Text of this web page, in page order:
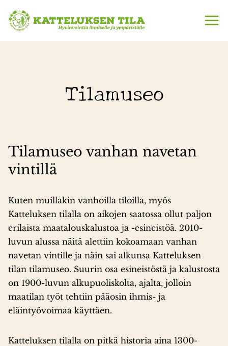
sisältöön
Tilamuseo
Tilamuseo vanhan navetan
vintillä
Kuten muillakin vanhoilla tiloilla, myös
Katteluksen tilalla on aikojen saatossa ollut paljon
erilaista maatalouskalustoa ja -esineistöä. 2010-
luvun alussa näitä alettiin kokoamaan vanhan
navetan vintille ja näin sai alkunsa Katteluksen
tilan tilamuseo. Suurin osa esineistöstä ja kalustosta
on 1900-luvun alkupuoliskolta, ajalta, jolloin
maatilan työt tehtiin pääosin ihmis- ja
eläintyövoimaa käyttäen.
Katteluksen tilalla on pitkä historia aina 1300-